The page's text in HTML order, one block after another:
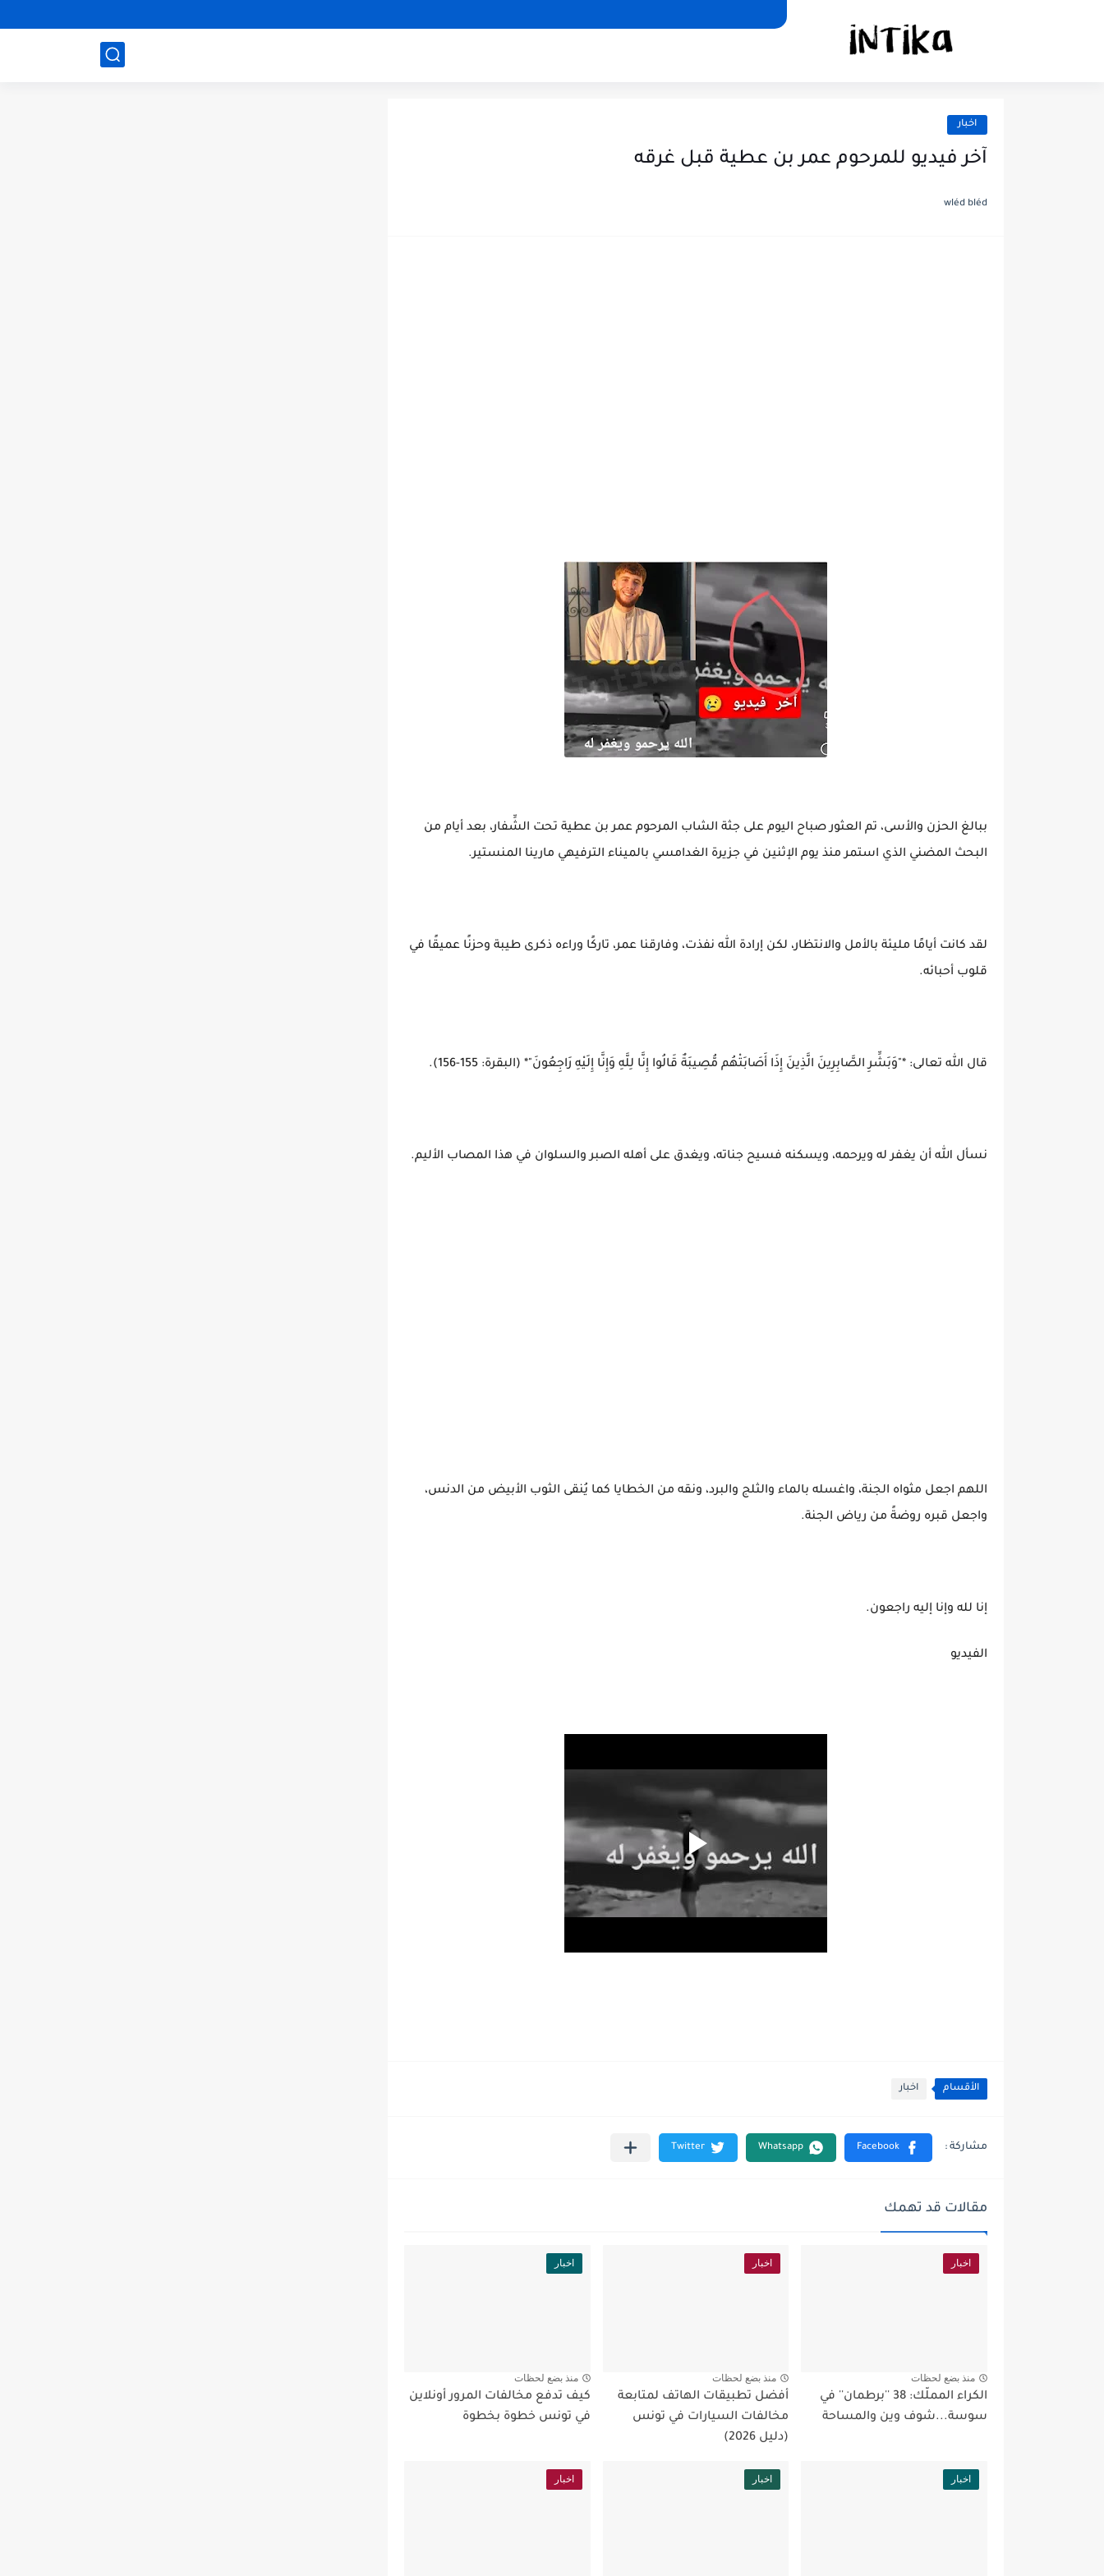
اخبار
آخر فيديو للمرحوم عمر بن عطية قبل غرقه
wléd bléd
ببالغ الحزن والأسى، تم العثور صباح اليوم على جثة الشاب المرحوم عمر بن عطية تحت الشِّفار، بعد أيام من
البحث المضني الذي استمر منذ يوم الإثنين في جزيرة الغدامسي بالميناء الترفيهي مارينا المنستير.
لقد كانت أيامًا مليئة بالأمل والانتظار، لكن إرادة الله نفذت، وفارقنا عمر، تاركًا وراءه ذكرى طيبة وحزنًا عميقًا في
قلوب أحبائه.
قال الله تعالى: *"وَبَشِّرِ الصَّابِرِينَ الَّذِينَ إِذَا أَصَابَتْهُم مُّصِيبَةٌ قَالُوا إِنَّا لِلَّهِ وَإِنَّا إِلَيْهِ رَاجِعُونَ"* (البقرة: 155-156).
نسأل الله أن يغفر له ويرحمه، ويسكنه فسيح جناته، ويغدق على أهله الصبر والسلوان في هذا المصاب الأليم.
اللهم اجعل مثواه الجنة، واغسله بالماء والثلج والبرد، ونقه من الخطايا كما يُنقى الثوب الأبيض من الدنس،
واجعل قبره روضةً من رياض الجنة.
إنا لله وإنا إليه راجعون.
الفيديو
الأقسام اخبار
مقالات قد تهمك
اخبار
منذ بضع لحظات
الكراء المملّك: 38 ''برطمان'' في
سوسة...شوف وين والمساحة
اخبار
منذ بضع لحظات
أفضل تطبيقات الهاتف لمتابعة
مخالفات السيارات في تونس
(دليل 2026)
اخبار
منذ بضع لحظات
كيف تدفع مخالفات المرور أونلاين
في تونس خطوة بخطوة
اخبار اخبار اخبار